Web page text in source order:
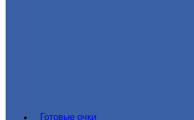
Готовые очки